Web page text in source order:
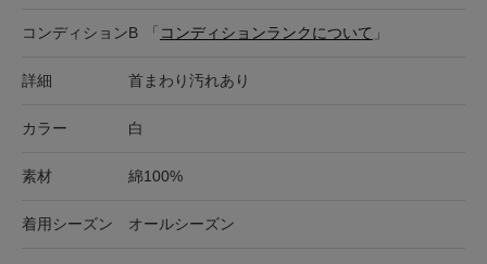
コンディションB 「 コンディションランクについて 」
詳細 首まわり汚れあり
カラー 白
素材 綿100%
着用シーズン オールシーズン